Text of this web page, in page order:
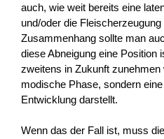
auch, wie weit bereits eine
und/oder die
Zusammenhang sollte man
diese Abneigung eine Position
zweitens in Zukunft
modische Phase, sondern
Entwicklung darstellt.
Wenn das der Fall ist, muss